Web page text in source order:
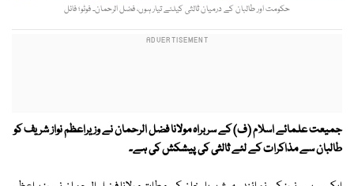
حکومت اور طالبان کے درمیان ثالثی کیلئے تیار ہوں، فضل الرحمان۔ فوٹو؛ فائل
جمیعت علمائے اسلام(ف)کے سربراہ مولانا فضل الرحمان نے وزیراعظم نواز شریف کو
طالبان سے مذاکرات کے لئے ثالثی کی پیشکش کی ہے۔